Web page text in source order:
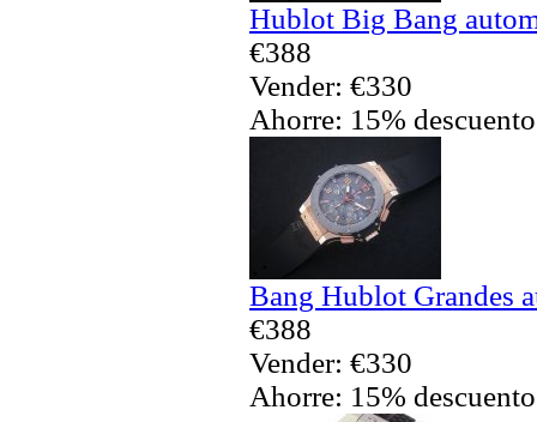
Hublot Big Bang
€388
Vender: €330
Ahorre: 15% descuento
Bang Hublot Grandes
€388
Vender: €330
Ahorre: 15% descuento